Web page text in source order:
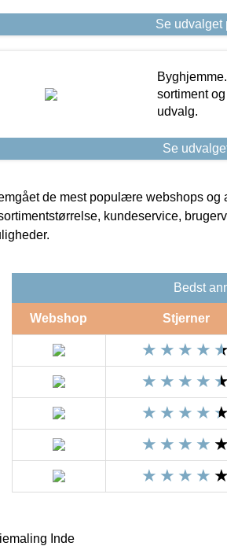
Se udvalget
sortiment
udvalg.
Se
de mest populære webshops og
kundeservice,
Bedst
Webshop Stjerner
Inde